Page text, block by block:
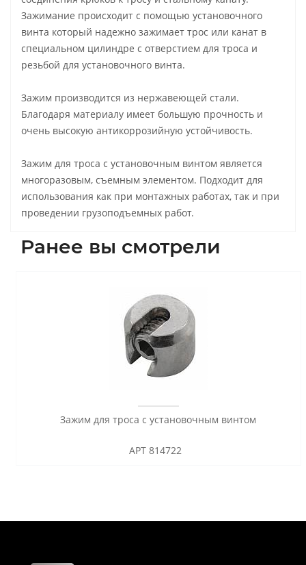
Зажимание происходит с помощью установочного
винта который надежно зажимает трос или канат в
специальном цилиндре с отверстием для троса и
резьбой для установочного винта.
Зажим производится из нержавеющей стали.
Благодаря материалу имеет большую прочность и
очень высокую антикоррозийную устойчивость.
Зажим для троса с установочным винтом является
многоразовым, съемным элементом. Подходит для
использования как при монтажных работах, так и при
проведении грузоподъемных работ.
Ранее вы смотрели
Зажим для троса с установочным винтом
АРТ 814722